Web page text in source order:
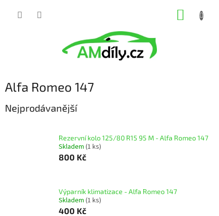
Alfa Romeo 147
Nejprodávanější
Rezervní kolo 125/80 R15 95 M - Alfa Romeo 147
Skladem (1 ks)
800 Kč
Výparník klimatizace - Alfa Romeo 147
Skladem (1 ks)
400 Kč